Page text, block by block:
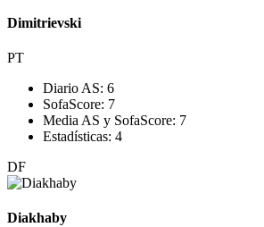
Dimitrievski
PT
Diario AS: 6
SofaScore: 7
Media AS y SofaScore: 7
Estadísticas: 4
DF
Diakhaby